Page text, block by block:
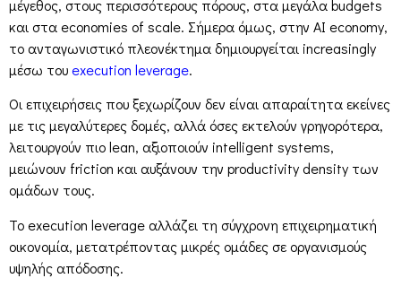
μέγεθος, στους περισσότερους πόρους, στα μεγάλα budgets
και στα economies of scale. Σήμερα όμως, στην AI economy,
το ανταγωνιστικό πλεονέκτημα δημιουργείται increasingly
μέσω του execution leverage.
Οι επιχειρήσεις που ξεχωρίζουν δεν είναι απαραίτητα εκείνες
με τις μεγαλύτερες δομές, αλλά όσες εκτελούν γρηγορότερα,
λειτουργούν πιο lean, αξιοποιούν intelligent systems,
μειώνουν friction και αυξάνουν την productivity density των
ομάδων τους.
Το execution leverage αλλάζει τη σύγχρονη επιχειρηματική
οικονομία, μετατρέποντας μικρές ομάδες σε οργανισμούς
υψηλής απόδοσης.